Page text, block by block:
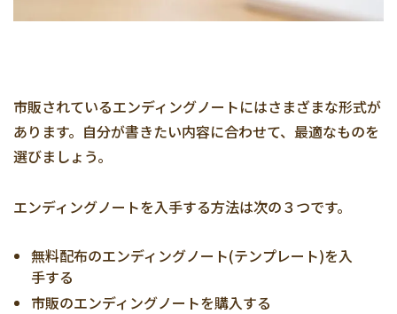
市販されているエンディングノートにはさまざまな形式が
あります。自分が書きたい内容に合わせて、最適なものを
選びましょう。
エンディングノートを入手する方法は次の３つです。
無料配布のエンディングノート(テンプレート)を入
手する
市販のエンディングノートを購入する